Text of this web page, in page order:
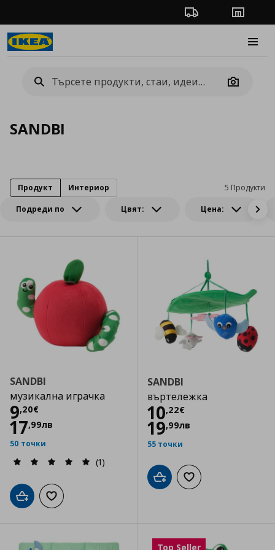
Проследяване на
Camera
SANDBI
Подреди по Цвят: Цена:
5 Продукти
Продукт Интериор
SANDBI
музикална играчка
9,20€
Цена
17,99лв
50 точки
(1)
Добави в кошницата
Добави към списъка с любими
SANDBI
въртележка
10,22€
Цена
19,99лв
55 точки
Добави в кошницата
Добави към
Top Seller